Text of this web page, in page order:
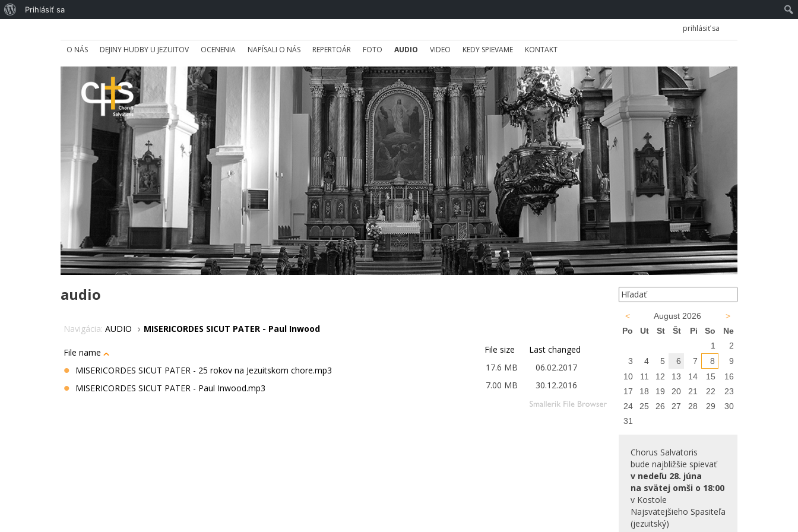
prihlásiť sa
O NÁS DEJINY HUDBY U JEZUITOV OCENENIA NAPÍSALI O NÁS REPERTOÁR FOTO AUDIO VIDEO KEDY SPIEVAME KONTAKT
audio
Navigácia: AUDIO MISERICORDES SICUT PATER - Paul Inwood
File name File size
Last changed
MISERICORDES SICUT PATER - 25 rokov na Jezuitskom chore.mp3
17.6 MB
06.02.2017
MISERICORDES SICUT PATER - Paul Inwood.mp3
7.00 MB 30.12.2016
< August 2026
>
Po
Ut St Št Pi So
Ne
1
2
3
4 5 6 7 8
9
10
11 12 13 14 15
16
17
18 19 20 21 22
23
24
25 26 27 28 29
30
31
Chorus Salvatoris
bude najbližšie spievať
v nedeľu 28. júna
na svätej omši o 18:00
v Kostole
Najsvätejšieho Spasiteľa
(jezuitský)
Prihlásiť sa